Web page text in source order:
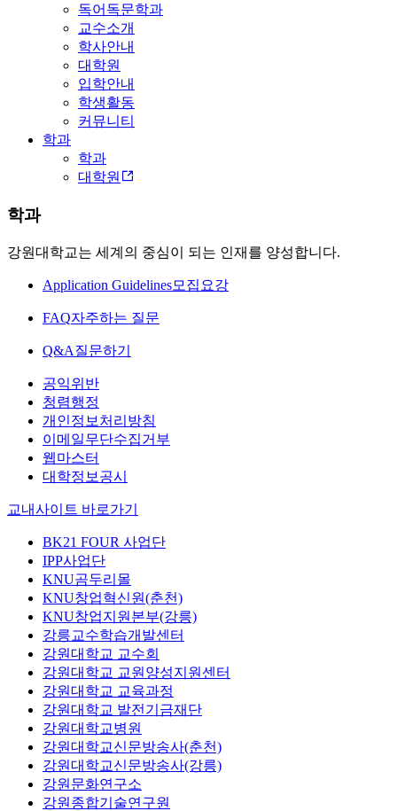
독어독문학과
교수소개
학사안내
대학원
입학안내
학생활동
커뮤니티
학과
학과
대학원
학과
강원대학교는 세계의 중심이 되는 인재를 양성합니다.
Application Guidelines모집요강
FAQ자주하는 질문
Q&A질문하기
공익위반
청렴행정
개인정보처리방침
이메일무단수집거부
웹마스터
대학정보공시
교내사이트 바로가기
BK21 FOUR 사업단
IPP사업단
KNU곰두리몰
KNU창업혁신원(춘천)
KNU창업지원본부(강릉)
강릉교수학습개발센터
강원대학교 교수회
강원대학교 교원양성지원센터
강원대학교 교육과정
강원대학교 발전기금재단
강원대학교병원
강원대학교신문방송사(춘천)
강원대학교신문방송사(강릉)
강원문화연구소
강원종합기술연구원